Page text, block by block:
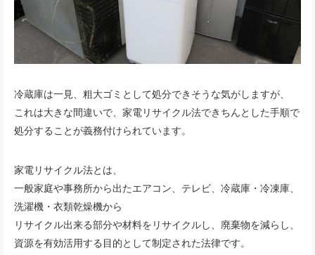
冷蔵庫は一見、粗大ゴミとして処分できそうな気がしますが、
これは大きな間違いで、家電リサイクル法できちんとした手順で
処分することが義務付けられています。
家電リサイクル法とは、
一般家庭や事務所から出たエアコン、テレビ、冷蔵庫・冷凍庫、
洗濯機・衣類乾燥機から
リサイクル出来る部分や材料をリサイクルし、廃棄物を減らし、
資源を有効活用する目的として制定された法律です。